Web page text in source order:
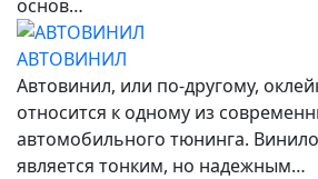
основ…
АВТОВИНИЛ
Автовинил, или по-другому,
относится к одному из
автомобильного тюнинга.
является тонким, но надежным…